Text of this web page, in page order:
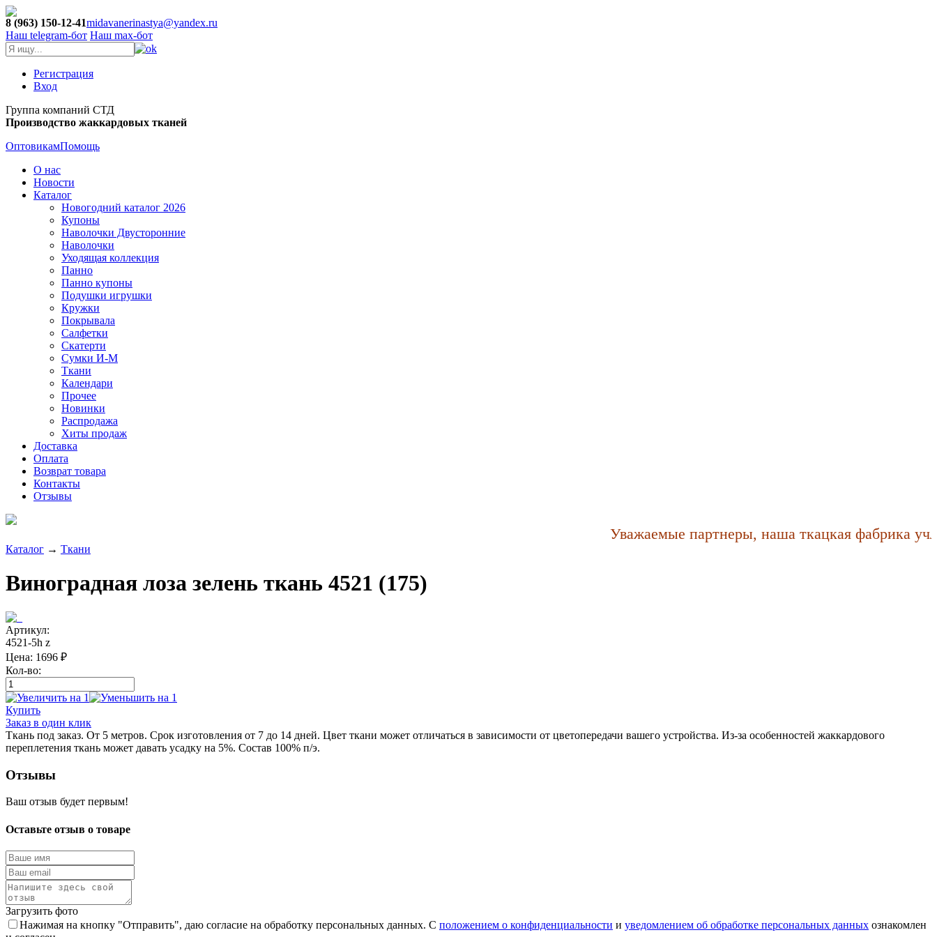
8 (963) 150-12-41midavanerinastya@yandex.ru
Наш telegram-бот Наш max-бот
Регистрация
Вход
Группа компаний СТД
Производство жаккардовых тканей
ОптовикамПомощь
О нас
Новости
Каталог
Новогодний каталог 2026
Купоны
Наволочки Двусторонние
Наволочки
Уходящая коллекция
Панно
Панно купоны
Подушки игрушки
Кружки
Покрывала
Салфетки
Скатерти
Сумки И-М
Ткани
Календари
Прочее
Новинки
Распродажа
Хиты продаж
Доставка
Оплата
Возврат товара
Контакты
Отзывы
Уважаемые партнеры, наша ткацкая фабрика учла
Каталог → Ткани
Виноградная лоза зелень ткань 4521 (175)
Артикул:
4521-5h z
Цена: 1696 ₽
Кол-во:
Купить
Заказ в один клик
Ткань под заказ. От 5 метров. Срок изготовления от 7 до 14 дней. Цвет ткани может отличаться в зависимости от цветопередачи вашего устройства. Из-за особенностей жаккардового
переплетения ткань может давать усадку на 5%. Состав 100% п/э.
Отзывы
Ваш отзыв будет первым!
Оставьте отзыв о товаре
Загрузить фото
Нажимая на кнопку "Отправить", даю согласие на обработку персональных данных. С положением о конфиденциальности и уведомлением об обработке персональных данных ознакомлен